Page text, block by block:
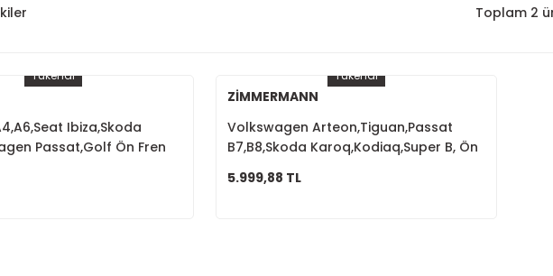
Toplam 2
Tükendi
Ibiza,Skoda
Passat,Golf Ön Fren
Tükendi
ZİMMERMANN
Volkswagen Arteon,Tiguan,Passat
B7,B8,Skoda Karoq,Kodiaq,Super B, Ön
5.999,88 TL